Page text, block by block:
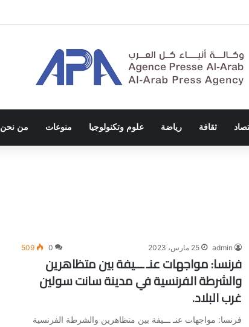
والفصل العنصري
ثقافة رياضة علوم وتكنولوجيا منوعات من نحن
admin 25 مارس، 2023 0
509
فرنسا: مواجهات عنـ ـــيفة بين متظاهرين
والشرطة الفرنسية في مدينة سانت سولين
غرب البلاد.
فرنسا: مواجهات عنـ ـــيفة بين متظاهرين والشرطة الفرنسية